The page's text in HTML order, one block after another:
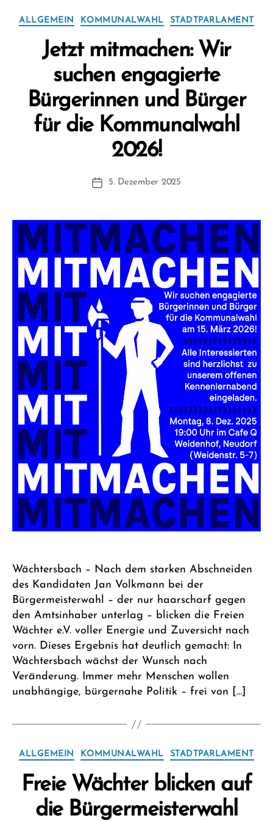
Kategorien
ALLGEMEIN KOMMUNALWAHL STADTPARLAMENT
Jetzt mitmachen: Wir
suchen engagierte
Bürgerinnen und Bürger
für die Kommunalwahl
2026!
Beitragsautor
o
F
Beitragsdatum
5. Dezember 2025
Wächtersbach – Nach dem starken Abschneiden
des Kandidaten Jan Volkmann bei der
Bürgermeisterwahl – der nur haarscharf gegen
den Amtsinhaber unterlag – blicken die Freien
Wächter e.V. voller Energie und Zuversicht nach
vorn. Dieses Ergebnis hat deutlich gemacht: In
Wächtersbach wächst der Wunsch nach
Veränderung. Immer mehr Menschen wollen
unabhängige, bürgernahe Politik – frei von […]
Kategorien
ALLGEMEIN KOMMUNALWAHL STADTPARLAMENT
Freie Wächter blicken auf
die Bürgermeisterwahl